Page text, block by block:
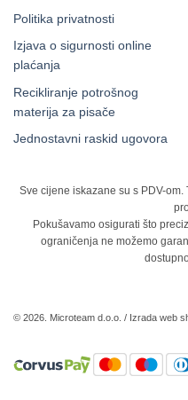
Politika privatnosti
Izjava o sigurnosti online
plaćanja
Recikliranje potrošnog
materija za pisače
Jednostavni raskid ugovora
Sve cijene iskazane su s PDV-
Pokušavamo osigurati što
ograničenja ne možemo
© 2026. Microteam d.o.o. / Izrada web